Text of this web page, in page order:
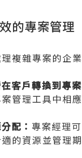
的專案管理
複雜專案的企
客戶轉換到專案
管理工具中相
配： 專案經理
的資源並管理期